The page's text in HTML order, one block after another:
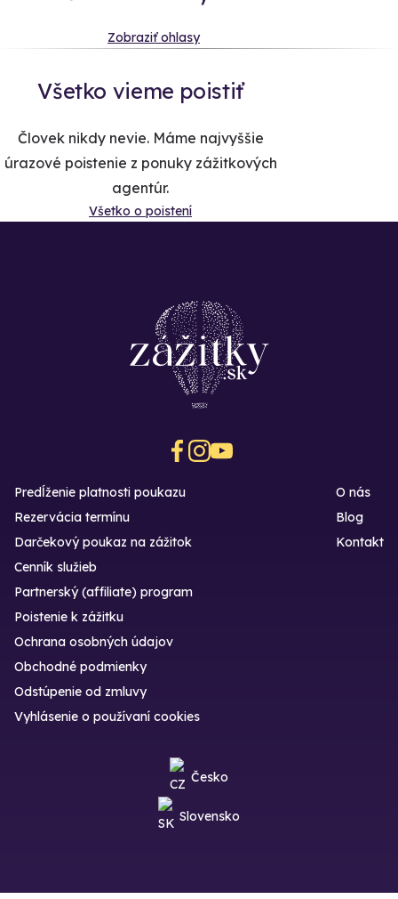
Zobraziť ohlasy
Všetko vieme poistiť
Človek nikdy nevie. Máme najvyššie
úrazové poistenie z ponuky zážitkových
agentúr.
Všetko o poistení
Predĺženie platnosti poukazu
Rezervácia termínu
Darčekový poukaz na zážitok
O nás
Blog
Kontakt
Cenník služieb
Partnerský (affiliate) program
Poistenie k zážitku
Ochrana osobných údajov
Obchodné podmienky
Odstúpenie od zmluvy
Vyhlásenie o používaní cookies
Česko
Slovensko